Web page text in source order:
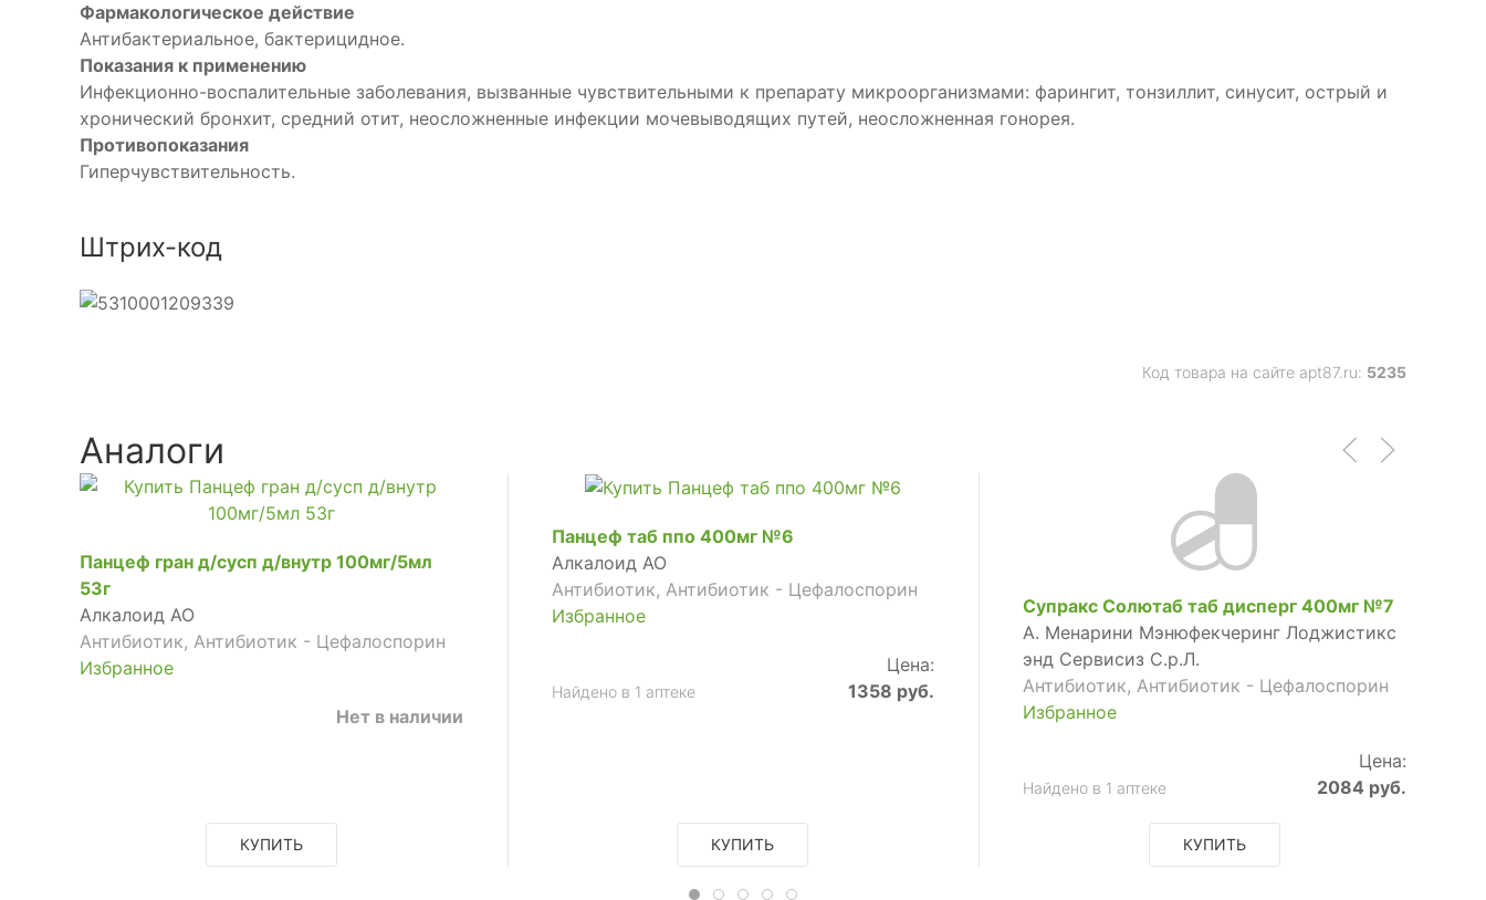
Фармакологическое действие
Антибактериальное, бактерицидное.
Показания к применению
Инфекционно-воспалительные заболевания, вызванные чувствительными к препарату микроорганизмами: фарингит, тонзиллит, синусит, острый и
хронический бронхит, средний отит, неосложненные инфекции мочевыводящих путей, неосложненная гонорея.
Противопоказания
Гиперчувствительность.
Штрих-код
Код товара на сайте apt87.ru: 5235
Аналоги
Панцеф гран д/сусп д/внутр 100мг/5мл
53г
Алкалоид АО
Антибиотик, Антибиотик - Цефалоспорин
Избранное
Нет в наличии
КУПИТЬ
Панцеф таб ппо 400мг №6
Алкалоид АО
Антибиотик, Антибиотик - Цефалоспорин
Избранное
Цена:
Найдено в 1 аптеке 1358 руб.
КУПИТЬ
Супракс Солютаб таб дисперг 400мг №7
А. Менарини Мэнюфекчеринг Лоджистикс
энд Сервисиз С.р.Л.
Антибиотик, Антибиотик - Цефалоспорин
Избранное
Цена:
Найдено в 1 аптеке 2084 руб.
КУПИТЬ